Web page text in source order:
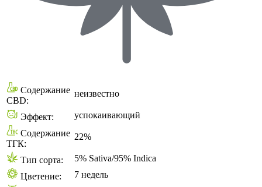
Содержание
CBD:
неизвестно
Эффект:
успокаивающий
Содержание
ТГК:
22%
Тип сорта:
5% Sativa/95% Indica
Цветение:
7 недель